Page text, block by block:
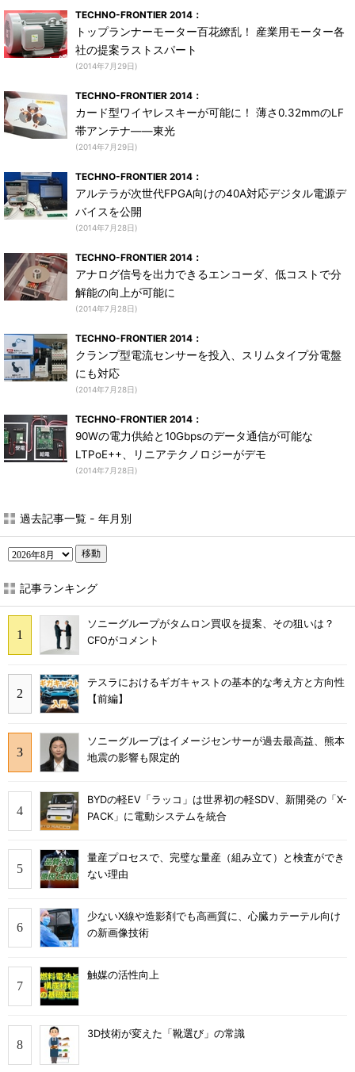
TECHNO-FRONTIER 2014：
トップランナーモーター百花繚乱！ 産業用モーター各
社の提案ラストスパート
(2014年7月29日)
TECHNO-FRONTIER 2014：
カード型ワイヤレスキーが可能に！ 薄さ0.32mmのLF
帯アンテナ――東光
(2014年7月29日)
TECHNO-FRONTIER 2014：
アルテラが次世代FPGA向けの40A対応デジタル電源デ
バイスを公開
(2014年7月28日)
TECHNO-FRONTIER 2014：
アナログ信号を出力できるエンコーダ、低コストで分
解能の向上が可能に
(2014年7月28日)
TECHNO-FRONTIER 2014：
クランプ型電流センサーを投入、スリムタイプ分電盤
にも対応
(2014年7月28日)
TECHNO-FRONTIER 2014：
90Wの電力供給と10Gbpsのデータ通信が可能な
LTPoE++、リニアテクノロジーがデモ
(2014年7月28日)
過去記事一覧 - 年月別
移動
記事ランキング
ソニーグループがタムロン買収を提案、その狙いは？
CFOがコメント
テスラにおけるギガキャストの基本的な考え方と方向性
【前編】
ソニーグループはイメージセンサーが過去最高益、熊本
地震の影響も限定的
BYDの軽EV「ラッコ」は世界初の軽SDV、新開発の「X-
PACK」に電動システムを統合
量産プロセスで、完璧な量産（組み立て）と検査ができ
ない理由
少ないX線や造影剤でも高画質に、心臓カテーテル向け
の新画像技術
触媒の活性向上
3D技術が変えた「靴選び」の常識